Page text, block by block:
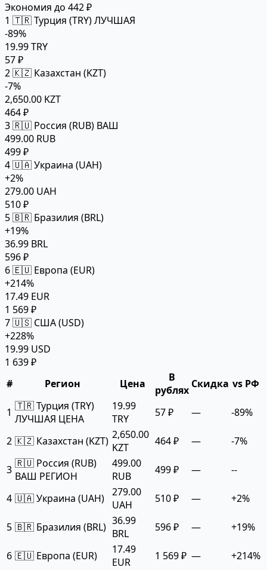
Экономия до 442 ₽
1 🇹🇷 Турция (TRY)ЛУЧШАЯ
-89%
19.99 TRY
57 ₽
2🇰🇿 Казахстан (KZT)
-7%
2,650.00 KZT
464 ₽
3🇷🇺 Россия (RUB) ВАШ
499.00 RUB
499 ₽
4🇺🇦 Украина (UAH)
+2%
279.00 UAH
510 ₽
5🇧🇷 Бразилия (BRL)
+19%
36.99 BRL
596 ₽
6🇪🇺 Европа (EUR)
+214%
17.49 EUR
1 569 ₽
7🇺🇸 США (USD)
+228%
19.99 USD
1 639 ₽
#
Регион Цена
В
рублях Скидка vs РФ
1 🇹🇷 Турция (TRY)
ЛУЧШАЯ ЦЕНА
19.99
TRY
57 ₽ — -89%
2 🇰🇿 Казахстан (KZT) 2,650.00
KZT
464 ₽ — -7%
3 🇷🇺 Россия (RUB)
ВАШ РЕГИОН
499.00
RUB
499 ₽ — --
4 🇺🇦 Украина (UAH) 279.00
UAH
510 ₽ — +2%
5 🇧🇷 Бразилия (BRL) 36.99
BRL
596 ₽ — +19%
6 🇪🇺 Европа (EUR)
17.49
EUR
1 569 ₽ — +214%